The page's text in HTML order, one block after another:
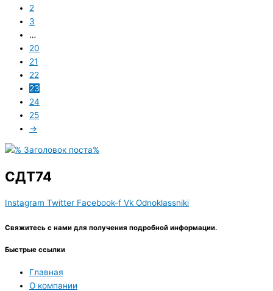
2
3
…
20
21
22
23
24
25
→
СДТ74
Instagram Twitter Facebook-f Vk Odnoklassniki
Свяжитесь с нами для получения подробной информации.
Быстрые ссылки
Главная
О компании